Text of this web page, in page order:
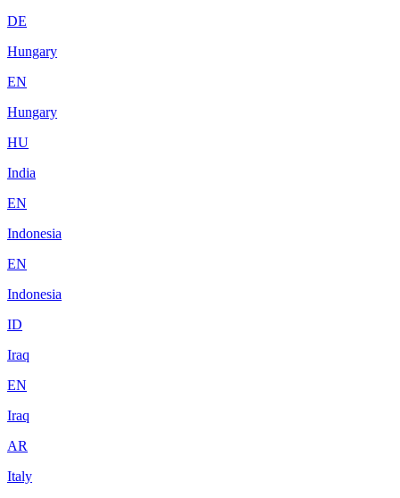
DE
Hungary
EN
Hungary
HU
India
EN
Indonesia
EN
Indonesia
ID
Iraq
EN
Iraq
AR
Italy